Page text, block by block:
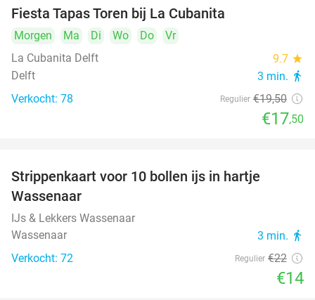
Fiesta Tapas Toren bij La Cubanita
Morgen Ma Di Wo Do
Vr
La Cubanita Delft
9.7 star
Delft 3 min. directions_walk
Verkocht: 78 Regulier €19,50
€17,50
Strippenkaart voor 10 bollen ijs in hartje
Wassenaar
IJs & Lekkers Wassenaar
Wassenaar
3 min. directions_walk
Verkocht: 72 Regulier €22
€14